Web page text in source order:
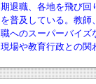
期退職、 各地を飛び回
を普及している。教師
職へのスーパーバイズ
現場や教育行政との関